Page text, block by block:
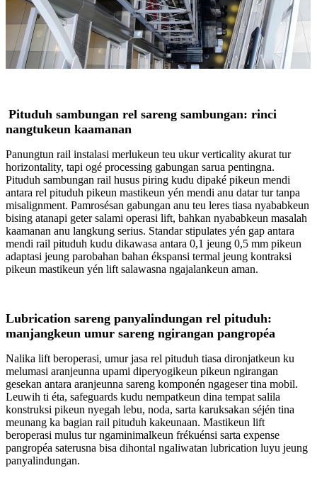
Pituduh sambungan rel sareng sambungan: rinci
nangtukeun kaamanan
Panungtun rail instalasi merlukeun teu ukur verticality akurat tur
horizontality, tapi ogé processing gabungan sarua pentingna.
Pituduh sambungan rail husus piring kudu dipaké pikeun mendi
antara rel pituduh pikeun mastikeun yén mendi anu datar tur tanpa
misalignment. Pamrosésan gabungan anu teu leres tiasa nyababkeun
bising atanapi geter salami operasi lift, bahkan nyababkeun masalah
kaamanan anu langkung serius. Standar stipulates yén gap antara
mendi rail pituduh kudu dikawasa antara 0,1 jeung 0,5 mm pikeun
adaptasi jeung parobahan bahan ékspansi termal jeung kontraksi
pikeun mastikeun yén lift salawasna ngajalankeun aman.
Lubrication sareng panyalindungan rel pituduh:
manjangkeun umur sareng ngirangan pangropéa
Nalika lift beroperasi, umur jasa rel pituduh tiasa dironjatkeun ku
melumasi aranjeunna upami diperyogikeun pikeun ngirangan
gesekan antara aranjeunna sareng komponén ngageser tina mobil.
Leuwih ti éta, safeguards kudu nempatkeun dina tempat salila
konstruksi pikeun nyegah lebu, noda, sarta karuksakan séjén tina
meunang ka bagian rail pituduh kakeunaan. Mastikeun lift
beroperasi mulus tur ngaminimalkeun frékuénsi sarta expense
pangropéa saterusna bisa dihontal ngaliwatan lubrication luyu jeung
panyalindungan.